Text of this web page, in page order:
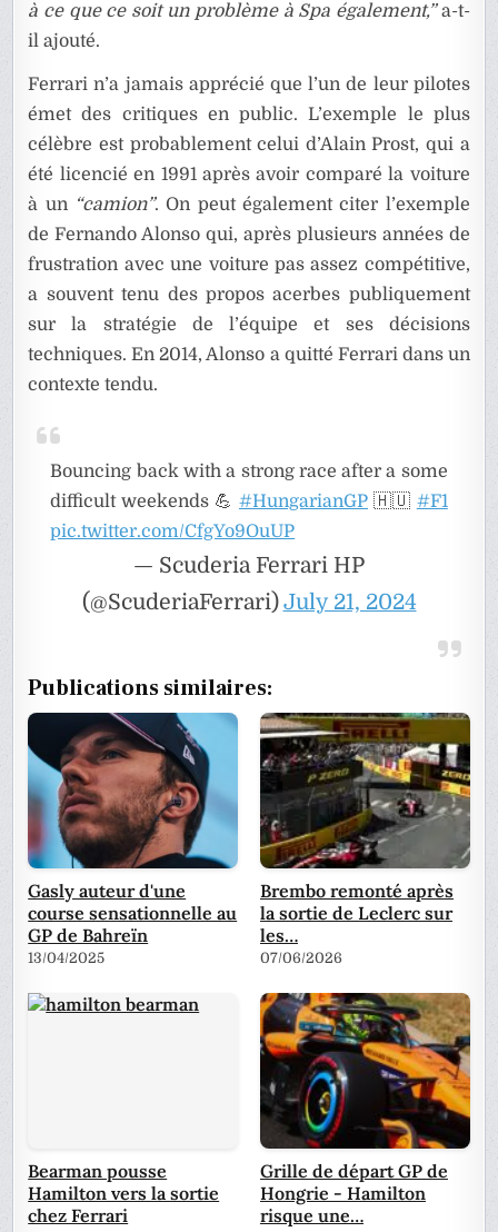
à ce que ce soit un problème à Spa également,”a-t-
il ajouté.
Ferrari n’a jamais apprécié que l’un de leur pilotes
émet des critiques en public. L’exemple le plus
célèbre est probablement celui d’Alain Prost, qui a
été licencié en 1991 après avoir comparé la voiture
à un “camion”. On peut également citer l’exemple
de Fernando Alonso qui, après plusieurs années de
frustration avec une voiture pas assez compétitive,
a souvent tenu des propos acerbes publiquement
sur la stratégie de l’équipe et ses décisions
techniques. En 2014, Alonso a quitté Ferrari dans un
contexte tendu.
Bouncing back with a strong race after a some
difficult weekends 💪 #HungarianGP 🇭🇺 #F1
pic.twitter.com/CfgYo9OuUP
— Scuderia Ferrari HP
(@ScuderiaFerrari)July 21, 2024
Publications similaires:
Gasly auteur d'une
course sensationnelle au
GP de Bahreïn
13/04/2025
Brembo remonté après
la sortie de Leclerc sur
les…
07/06/2026
Bearman pousse
Hamilton vers la sortie
chez Ferrari
Grille de départ GP de
Hongrie - Hamilton
risque une…